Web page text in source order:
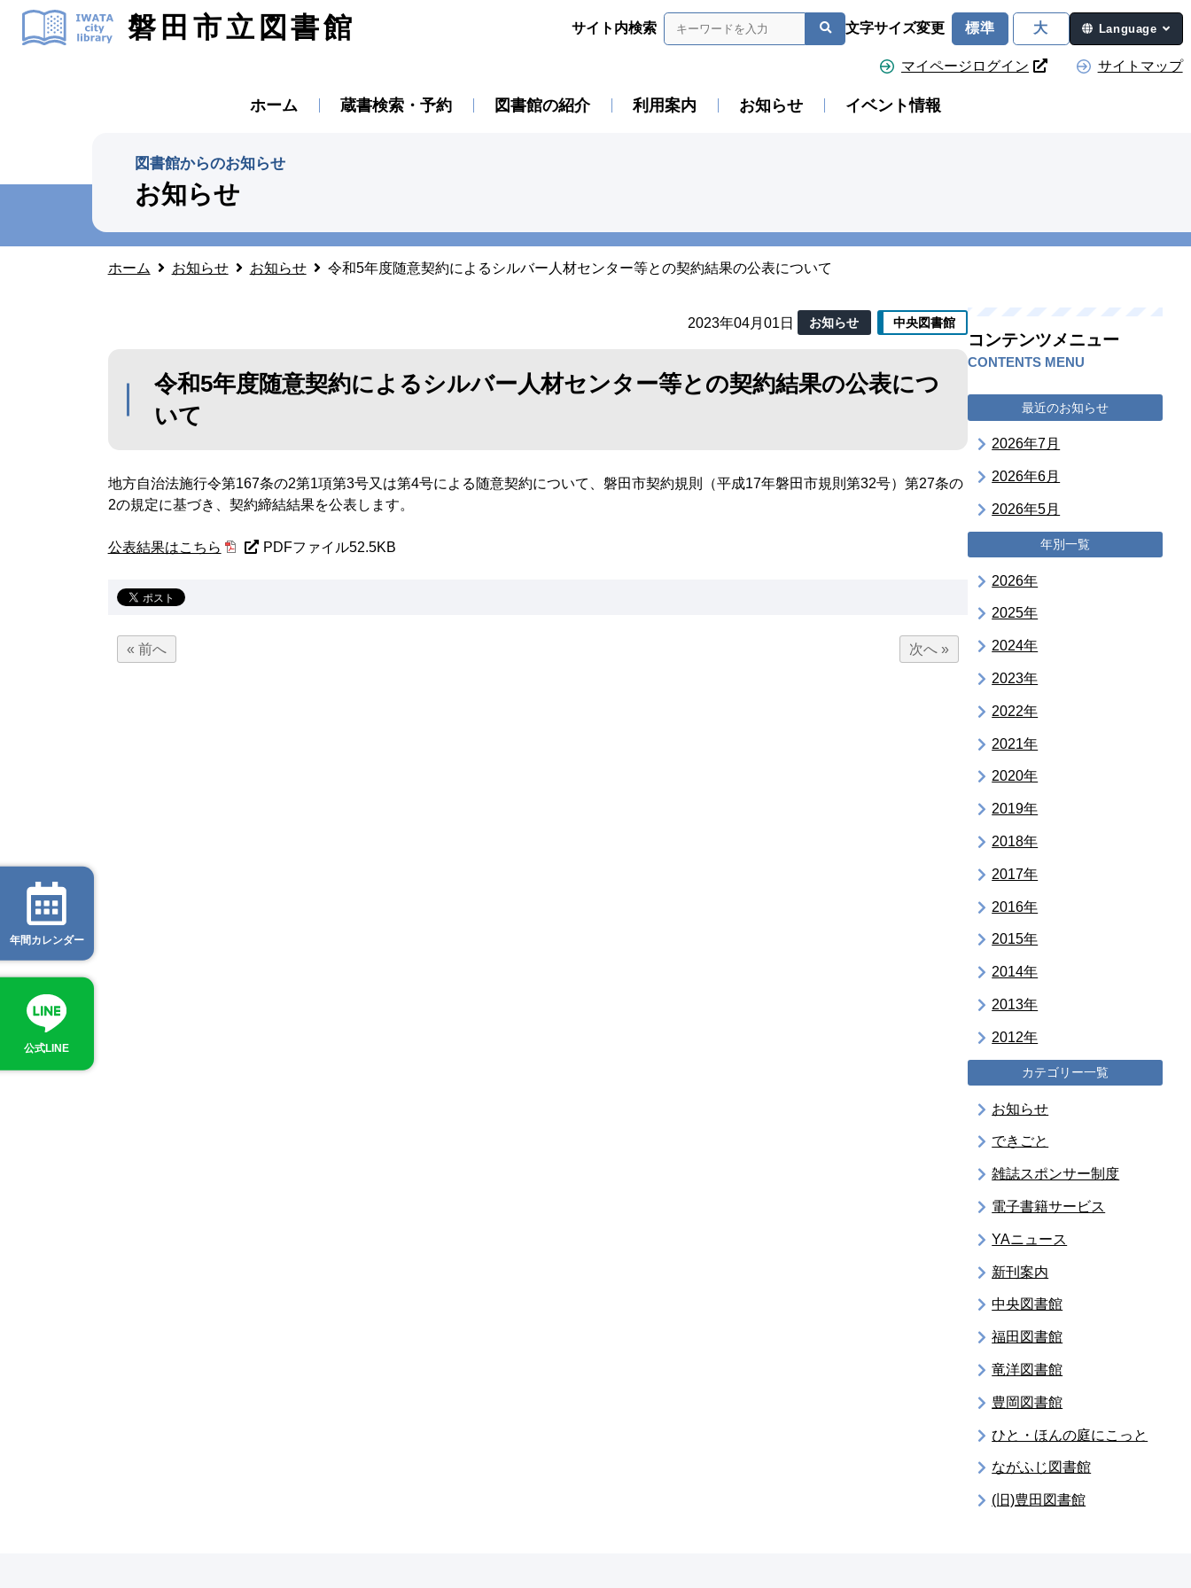
磐田市立図書館 サイト内検索 文字サイズ変更 標準 大 Language
マイページログイン サイトマップ
ホーム 蔵書検索・予約 図書館の紹介 利用案内 お知らせ イベント情報
図書館からのお知らせ
お知らせ
ホーム お知らせ お知らせ 令和5年度随意契約によるシルバー人材センター等との契約結果の公表について
2023年04月01日 お知らせ 中央図書館
令和5年度随意契約によるシルバー人材センター等との契約結果の公表につ
いて
地方自治法施行令第167条の2第1項第3号又は第4号による随意契約について、磐田市契約規則（平成17年磐田市規則第32号）第27条の
2の規定に基づき、契約締結結果を公表します。
公表結果はこちら PDFファイル52.5KB
« 前へ 次へ »
コンテンツメニュー
CONTENTS MENU
最近のお知らせ
2026年7月
2026年6月
2026年5月
年別一覧
2026年
2025年
2024年
2023年
2022年
2021年
2020年
2019年
2018年
2017年
2016年
2015年
2014年
2013年
2012年
カテゴリー一覧
お知らせ
できごと
雑誌スポンサー制度
電子書籍サービス
YAニュース
新刊案内
中央図書館
福田図書館
竜洋図書館
豊岡図書館
ひと・ほんの庭にこっと
ながふじ図書館
(旧)豊田図書館
年間カレンダー
公式LINE